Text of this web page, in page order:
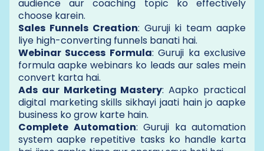
audience aur coaching topic ko effectively
choose karein.
Sales Funnels Creation: Guruji ki team aapke
liye high-converting funnels banati hai.
Webinar Success Formula: Guruji ka exclusive
formula aapke webinars ko leads aur sales mein
convert karta hai.
Ads aur Marketing Mastery: Aapko practical
digital marketing skills sikhayi jaati hain jo aapke
business ko grow karte hain.
Complete Automation: Guruji ka automation
system aapke repetitive tasks ko handle karta